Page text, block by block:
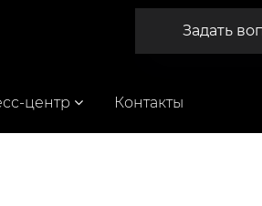
Задать
центр Контакты